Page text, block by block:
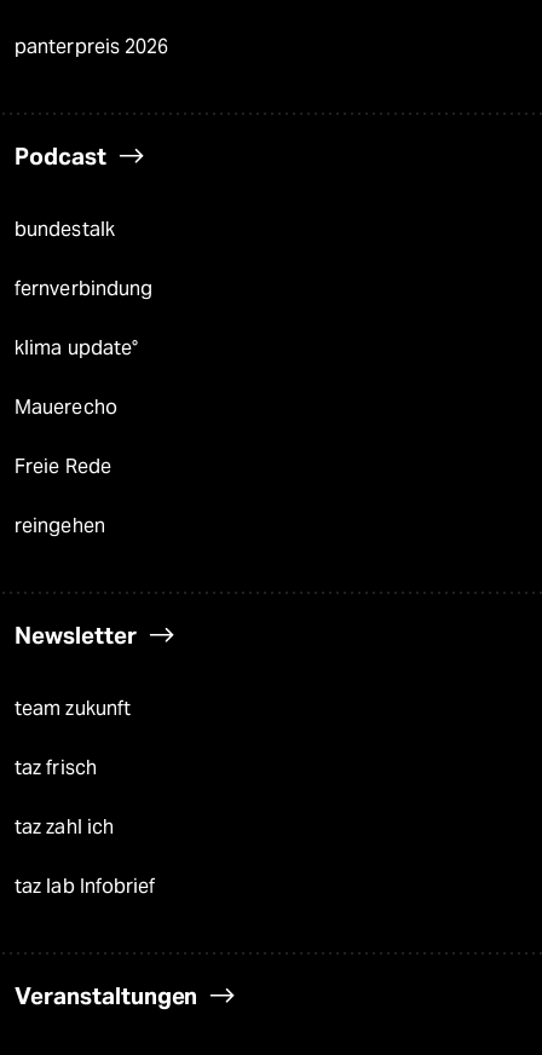
panterpreis 2026
Podcast
bundestalk
fernverbindung
klima update°
Mauerecho
Freie Rede
reingehen
Newsletter
team zukunft
taz frisch
taz zahl ich
taz lab Infobrief
Veranstaltungen